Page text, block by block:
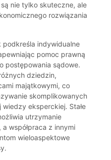
nie tylko skuteczne, ale
rozwiązania
podkreśla indywidualne
pomoc prawną
postępowania sądowe.
dziedzin,
majątkowymi, co
skomplikowanych
eksperckiej. Stałe
utrzymanie
współpraca z innymi
wieloaspektowe